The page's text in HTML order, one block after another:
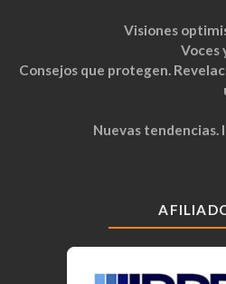
Visiones
Voces
Consejos que protegen.
Nuevas tendencias.